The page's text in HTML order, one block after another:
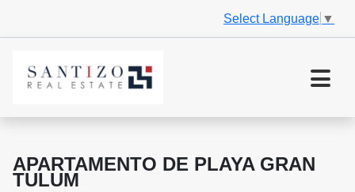
Select Language ▼
APARTAMENTO DE PLAYA GRAN
TULUM